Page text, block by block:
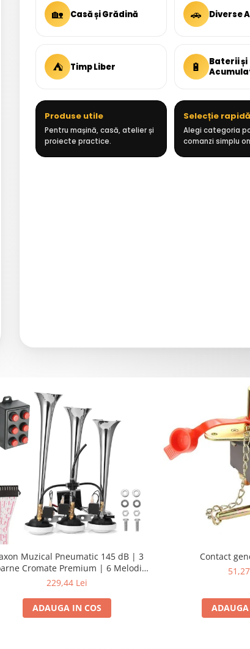
🏡 Casă și Grădină 🚗 Diverse
⛺ Timp Liber 🔋
Baterii și
Produse utile
Pentru mașină, casă, atelier și
proiecte practice.
Selecție rapidă
Alegi categoria
comanzi simplu
Muzical Pneumatic 145 dB | 3
Cromate Premium | 6 Melodii
Selectabile
229,44 Lei
ADAUGA IN COS